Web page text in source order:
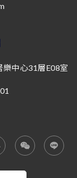
中心31層E08室